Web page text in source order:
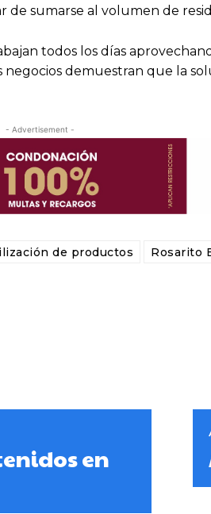
sumarse al volumen de
todos los días
negocios demuestran que la
- Advertisement -
de productos Rosarito
en